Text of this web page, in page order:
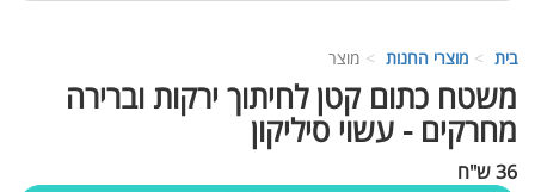
בית מוצרי החנות מוצר
משטח כתום קטן לחיתוך ירקות וברירה
מחרקים - עשוי סיליקון
36 ש"ח